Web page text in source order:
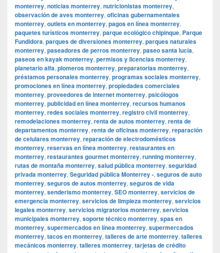
monterrey, noticias monterrey, nutricionistas monterrey,
observación de aves monterrey, oficinas gubernamentales
monterrey, outlets en monterrey, pagos en línea monterrey,
paquetes turísticos monterrey, parque ecológico chipinque, Parque
Fundidora, parques de diversiones monterrey, parques naturales
monterrey, paseadores de perros monterrey, paseo santa lucía,
paseos en kayak monterrey, permisos y licencias monterrey,
planetario alfa, plomeros monterrey, preparatorias monterrey,
préstamos personales monterrey, programas sociales monterrey,
promociones en línea monterrey, propiedades comerciales
monterrey, proveedores de internet monterrey, psicólogos
monterrey, publicidad en línea monterrey, recursos humanos
monterrey, redes sociales monterrey, registro civil monterrey,
remodelaciones monterrey, renta de autos monterrey, renta de
departamentos monterrey, renta de oficinas monterrey, reparación
de celulares monterrey, reparación de electrodomésticos
monterrey, reservas en línea monterrey, restaurantes en
monterrey, restaurantes gourmet monterrey, running monterrey,
rutas de montaña monterrey, salud pública monterrey, seguridad
privada monterrey, Seguridad pública Monterrey -, seguros de auto
monterrey, seguros de autos monterrey, seguros de vida
monterrey, senderismo monterrey, SEO monterrey, servicios de
emergencia monterrey, servicios de limpieza monterrey, servicios
legales monterrey, servicios migratorios monterrey, servicios
municipales monterrey, soporte técnico monterrey, spas en
monterrey, supermercados en línea monterrey, supermercados
monterrey, tacos en monterrey, talleres de arte monterrey, talleres
mecánicos monterrey, talleres monterrey, tarjetas de crédito